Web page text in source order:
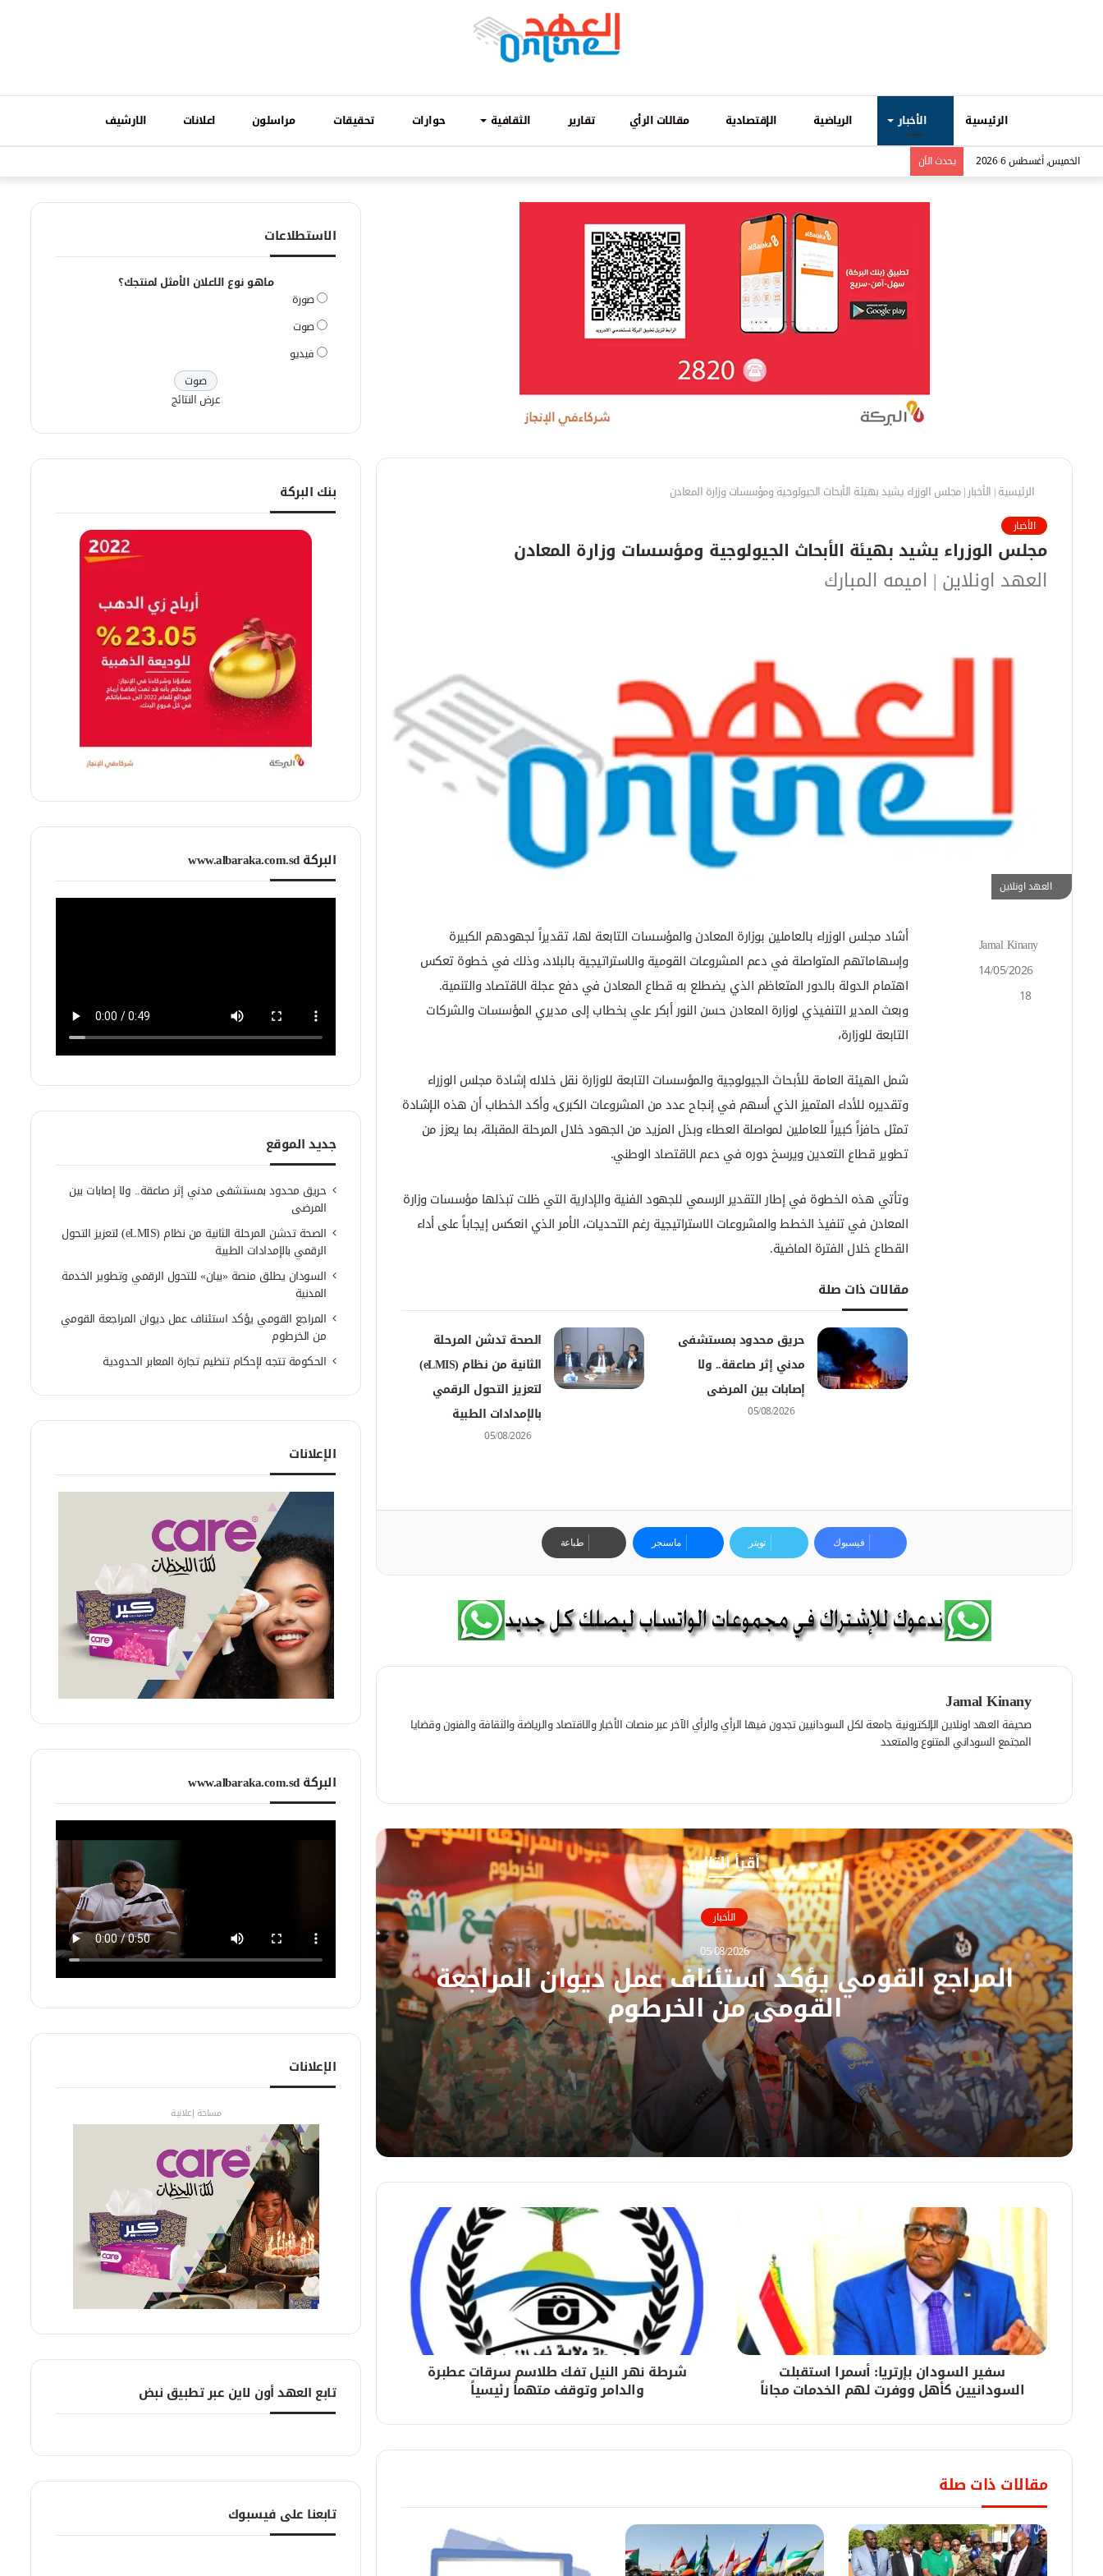
الرئيسية الأخبار الرياضية الإقتصادية مقالات الرأي تقارير الثقافية حوارات تحقيقات مراسلون اعلانات الارشيف
الخميس, أغسطس 6 2026 يحدث الاَن
الرئيسية| الأخبار|مجلس الوزراء يشيد بهيئة الأبحاث الجيولوجية ومؤسسات وزارة المعادن
الأخبار
مجلس الوزراء يشيد بهيئة الأبحاث الجيولوجية ومؤسسات وزارة المعادن
العهد اونلاين | اميمه المبارك
العهد اونلاين
أشاد مجلس الوزراء بالعاملين بوزارة المعادن والمؤسسات التابعة لها، تقديراً لجهودهم الكبيرة
وإسهاماتهم المتواصلة في دعم المشروعات القومية والاستراتيجية بالبلاد، وذلك في خطوة تعكس
اهتمام الدولة بالدور المتعاظم الذي يضطلع به قطاع المعادن في دفع عجلة الاقتصاد والتنمية.
وبعث المدير التنفيذي لوزارة المعادن حسن النور أبكر علي بخطاب إلى مديري المؤسسات والشركات
التابعة للوزارة،
شمل الهيئة العامة للأبحاث الجيولوجية والمؤسسات التابعة للوزارة نقل خلاله إشادة مجلس الوزراء
وتقديره للأداء المتميز الذي أسهم في إنجاح عدد من المشروعات الكبرى، وأكد الخطاب أن هذه الإشادة
تمثل حافزاً كبيراً للعاملين لمواصلة العطاء وبذل المزيد من الجهود خلال المرحلة المقبلة، بما يعزز من
تطوير قطاع التعدين ويرسخ دوره في دعم الاقتصاد الوطني.
وتأتي هذه الخطوة في إطار التقدير الرسمي للجهود الفنية والإدارية التي ظلت تبذلها مؤسسات وزارة
المعادن في تنفيذ الخطط والمشروعات الاستراتيجية رغم التحديات، الأمر الذي انعكس إيجاباً على أداء
القطاع خلال الفترة الماضية.
مقالات ذات صلة
حريق محدود بمستشفى
مدني إثر صاعقة.. ولا
إصابات بين المرضى
05/08/2026
الصحة تدشن المرحلة
الثانية من نظام (eLMIS)
لتعزيز التحول الرقمي
بالإمدادات الطبية
05/08/2026
Jamal Kinany
14/05/2026
18
فيسبوك تويتر ماسنجر طباعة
Jamal Kinany
صحيفة العهد اونلاين الإلكترونية جامعة لكل السودانيين تجدون فيها الرأي والرأي الآخر عبر منصات الأخبار والاقتصاد والرياضة والثقافة والفنون وقضايا
المجتمع السوداني المتنوع والمتعدد
و
ق
ع
ا
ل
و
ي
ب
س
ب
و
ك
أقرأ التالي
الأخبار
05/08/2026
المراجع القومي يؤكد استئناف عمل ديوان المراجعة
القومي من الخرطوم
05/08/2026
المراجع القومي يؤكد استئناف عمل ديوان المراجعة القومي من الخرطوم
الحكومة تتجه لإحكام تنظيم تجارة المعابر الحدودية
05/08/2026
والي النيل الأبيض يدشن تأهيل وسفلتة قطاع الكوة – الشوال بالطريق القومي
05/08/2026
وزير الصحة الاتحادي يدشن مخيم زراعة القوقعة بالخرطوم
وزير التربية والتعليم الوطني يزف بشرى حول الشهادة السودانية
05/08/2026
سفير السودان بإرتريا: أسمرا استقبلت
السودانيين كأهل ووفرت لهم الخدمات مجاناً
شرطة نهر النيل تفك طلاسم سرقات عطبرة
والدامر وتوقف متهماً رئيسياً
مقالات ذات صلة
الاستطلاعات
ماهو نوع الاعلان الأمثل لمنتجك؟
صورة
صوت
فيديو
عرض النتائج
بنك البركة
البركة www.albaraka.com.sd
جديد الموقع
حريق محدود بمستشفى مدني إثر صاعقة.. ولا إصابات بين
المرضى
الصحة تدشن المرحلة الثانية من نظام (eLMIS) لتعزيز التحول
الرقمي بالإمدادات الطبية
السودان يطلق منصة «بيان» للتحول الرقمي وتطوير الخدمة
المدنية
المراجع القومي يؤكد استئناف عمل ديوان المراجعة القومي
من الخرطوم
الحكومة تتجه لإحكام تنظيم تجارة المعابر الحدودية
الإعلانات
البركة www.albaraka.com.sd
الإعلانات
مساحة إعلانية
تابع العهد أون لاين عبر تطبيق نبض
تابعنا على فيسبوك